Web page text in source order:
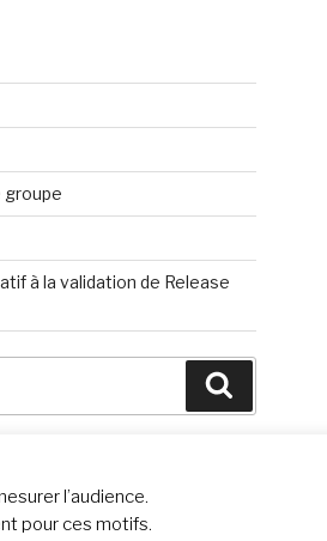
groupe
à la validation de Release
l’audience.
pour ces motifs.